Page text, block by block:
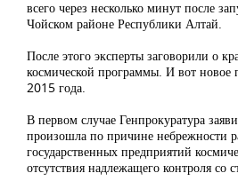
всего через несколько минут после
Чойском районе Республики Алтай.
После этого эксперты заговорили о
космической программы. И вот новое
2015 года.
В первом случае Генпрокуратура
произошла по причине небрежности
государственных предприятий
отсутствия надлежащего контроля со